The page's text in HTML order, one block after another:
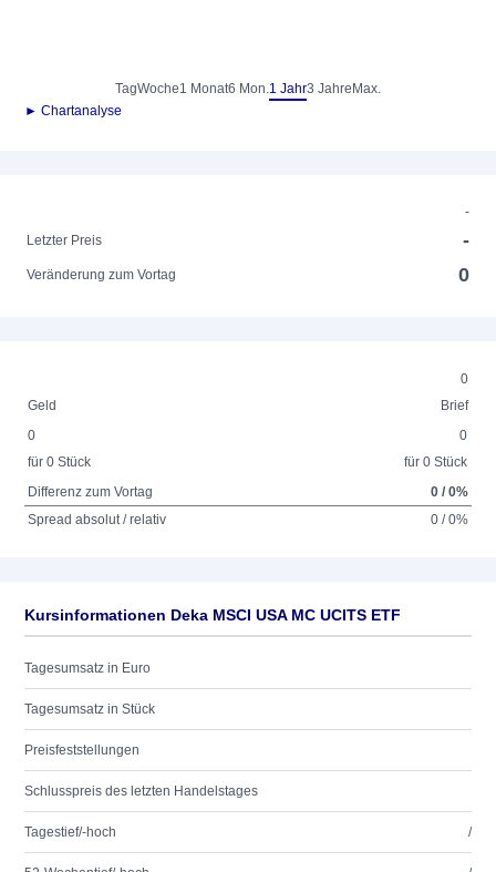
TagWoche1 Monat6 Mon.1 Jahr3 Jahre Max.
► Chartanalyse
-
Letzter Preis
-
Veränderung zum Vortag 0
0
Geld
Brief
0
für 0 Stück
0
für 0 Stück
Differenz zum Vortag
0 / 0%
Spread absolut / relativ
0 / 0%
Kursinformationen Deka MSCI USA MC UCITS ETF
Tagesumsatz in Euro
Tagesumsatz in Stück
Preisfeststellungen
Schlusspreis des letzten Handelstages
Tagestief/-hoch /